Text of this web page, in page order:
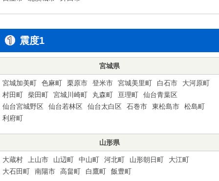
震度1
宮城県
宮城加美町 色麻町 栗原市 登米市 宮城美里町 白石市
大河原町
村田町
柴田町 宮城川崎町 丸森町 亘理町
仙台青葉区
仙台宮城野区
仙台若林区 仙台太白区 石巻市 東松島市
松島町
利府町
山形県
大蔵村 上山市 山辺町 中山町 河北町 山形朝日町
大江町
大石田町
南陽市 高畠町 白鷹町 飯豊町